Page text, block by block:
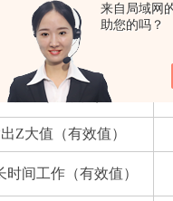
来自局域网
助您的吗？
型号
每相（有效值）
每相（有效值）
Z大值（有效值）
间工作（有效值）